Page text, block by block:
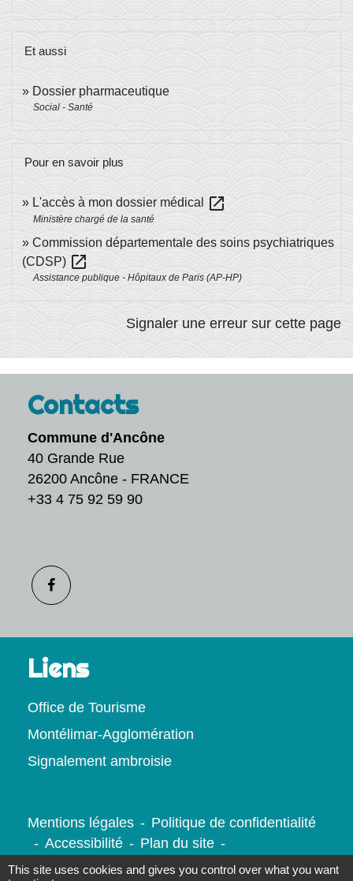
Et aussi
Dossier pharmaceutique
Social - Santé
Pour en savoir plus
L'accès à mon dossier médical open_in_new
Ministère chargé de la santé
Commission départementale des soins psychiatriques
(CDSP) open_in_new
Assistance publique - Hôpitaux de Paris (AP-HP)
Signaler une erreur sur cette page
Contacts
Commune d'Ancône
40 Grande Rue
26200 Ancône - FRANCE
+33 4 75 92 59 90
Liens
Office de Tourisme
Montélimar-Agglomération
Signalement ambroisie
Mentions légales - Politique de confidentialité
- Accessibilité - Plan du site -
Gestion des cookies
This site uses cookies and gives you control over what you want